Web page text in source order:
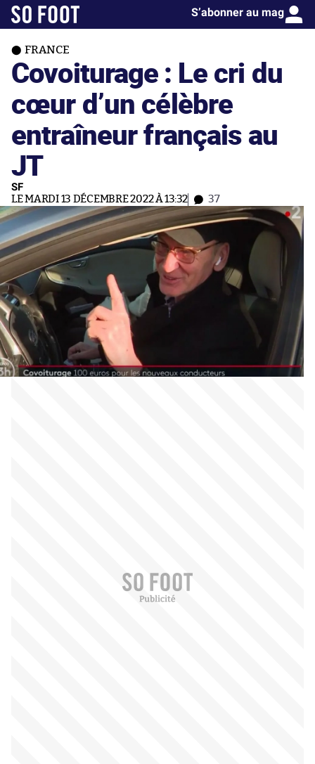
S’abonner au mag
FRANCE
Covoiturage : Le cri du
cœur d’un célèbre
entraîneur français au
JT
SF
LE MARDI 13 DÉCEMBRE 2022 À 13:32 37